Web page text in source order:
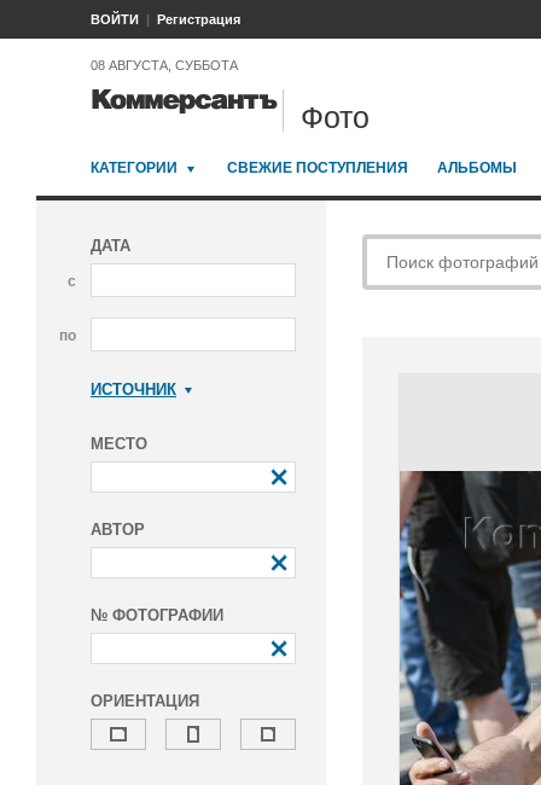
ВОЙТИ Регистрация
08 АВГУСТА, СУББОТА
Фото
КАТЕГОРИИ СВЕЖИЕ ПОСТУПЛЕНИЯ АЛЬБОМЫ
ДАТА
с
по
ИСТОЧНИК
МЕСТО
АВТОР
№ ФОТОГРАФИИ
ОРИЕНТАЦИЯ